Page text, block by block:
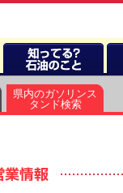
県内のガソリンス
タンド検索